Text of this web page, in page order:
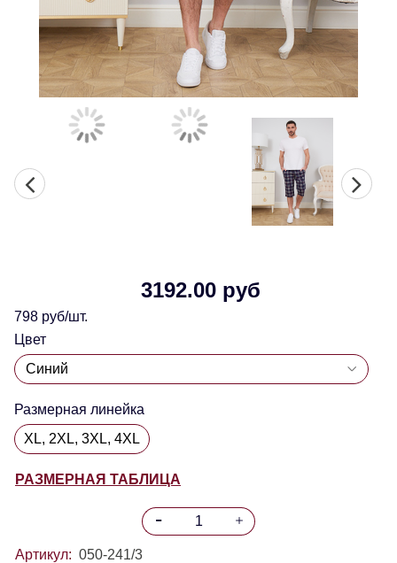
3192.00 руб
798 руб/шт.
Цвет
Размерная линейка
XL, 2XL, 3XL, 4XL
РАЗМЕРНАЯ ТАБЛИЦА
Артикул: 050-241/3